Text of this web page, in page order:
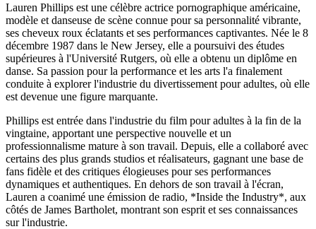
Lauren Phillips est une célèbre actrice pornographique américaine,
modèle et danseuse de scène connue pour sa personnalité vibrante,
ses cheveux roux éclatants et ses performances captivantes. Née le 8
décembre 1987 dans le New Jersey, elle a poursuivi des études
supérieures à l'Université Rutgers, où elle a obtenu un diplôme en
danse. Sa passion pour la performance et les arts l'a finalement
conduite à explorer l'industrie du divertissement pour adultes, où elle
est devenue une figure marquante.
Phillips est entrée dans l'industrie du film pour adultes à la fin de la
vingtaine, apportant une perspective nouvelle et un
professionnalisme mature à son travail. Depuis, elle a collaboré avec
certains des plus grands studios et réalisateurs, gagnant une base de
fans fidèle et des critiques élogieuses pour ses performances
dynamiques et authentiques. En dehors de son travail à l'écran,
Lauren a coanimé une émission de radio, *Inside the Industry*, aux
côtés de James Bartholet, montrant son esprit et ses connaissances
sur l'industrie.